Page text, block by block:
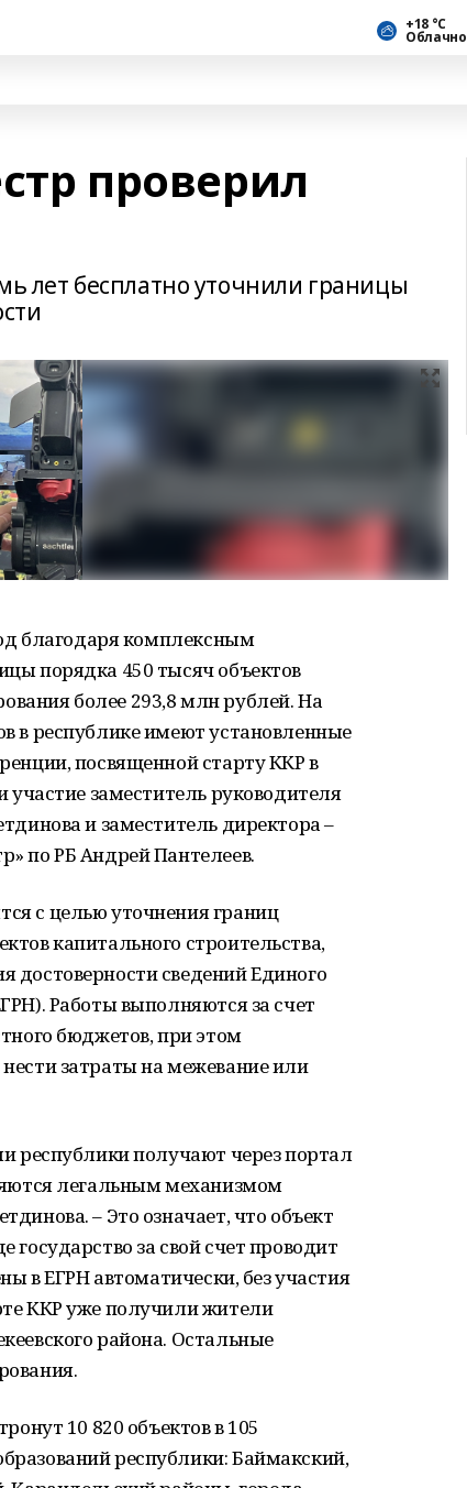
+18 °С
Облачно
проверил
лет бесплатно уточнили границы
благодаря комплексным
порядка 450 тысяч объектов
более 293,8 млн рублей. На
в республике имеют установленные
посвященной старту ККР в
заместитель руководителя
и заместитель директора –
по РБ Андрей Пантелеев.
с целью уточнения границ
капитального строительства,
достоверности сведений Единого
Работы выполняются за счет
бюджетов, при этом
затраты на межевание или
республики получают через портал
легальным механизмом
– Это означает, что объект
за свой счет проводит
в ЕГРН автоматически, без участия
ККР уже получили жители
района. Остальные
10 820 объектов в 105
республики: Баймакский,